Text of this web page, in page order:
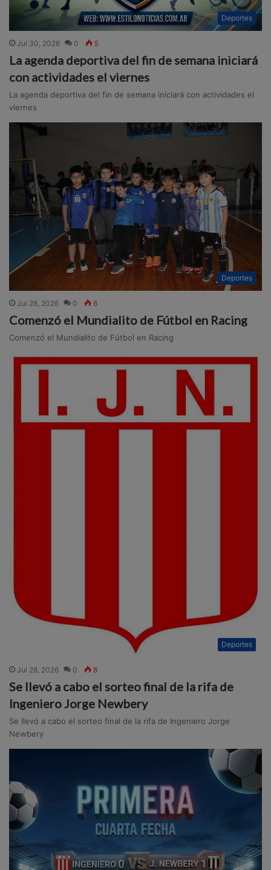
Deportes
Jul 30, 2026 0 5
La agenda deportiva del fin de semana iniciará
con actividades el viernes
La agenda deportiva del fin de semana iniciará con actividades el
viernes
Deportes
Jul 28, 2026 0 6
Comenzó el Mundialito de Fútbol en Racing
Comenzó el Mundialito de Fútbol en Racing
Deportes
Jul 28, 2026 0 8
Se llevó a cabo el sorteo final de la rifa de
Ingeniero Jorge Newbery
Se llevó a cabo el sorteo final de la rifa de Ingeniero Jorge
Newbery